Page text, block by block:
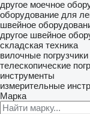
другое моечное
оборудование для
швейное
другое швейное
складская техника
вилочные погрузчики
телескопические
инструменты
измерительные
Марка